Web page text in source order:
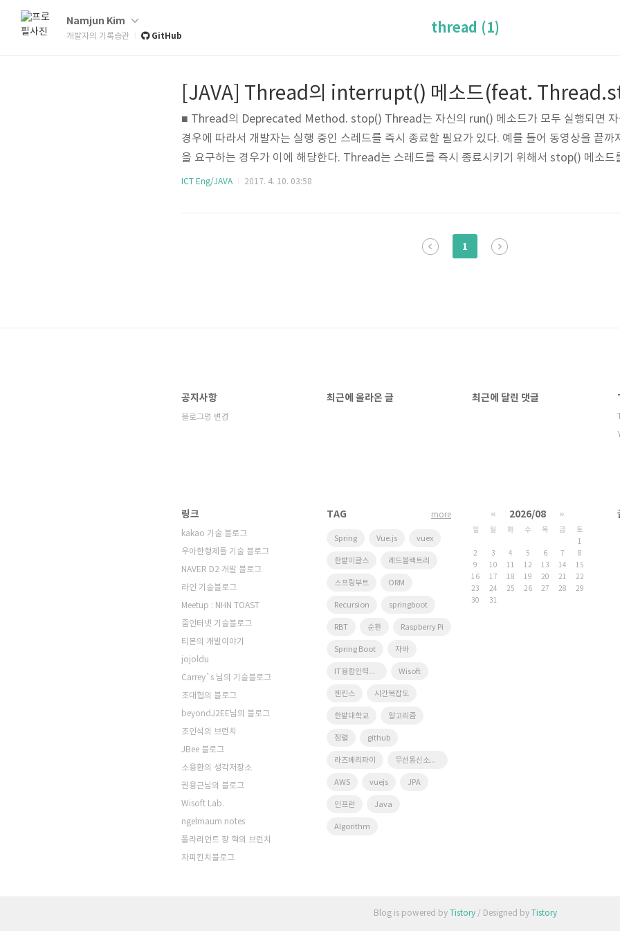
Namjun Kim
개발자의 기록습관 GitHub thread (1)
[JAVA] Thread의 interrupt() 메소드(feat.
■ Thread의 Deprecated Method. stop() Thread는 자신의 run() 메소드가 모두 실행되면 자
경우에 따라서 개발자는 실행 중인 스레드를 즉시 종료할 필요가 있다. 예를 들어 동영상을 끝까
을 요구하는 경우가 이에 해당한다. Thread는 스레드를 즉시 종료시키기 위해서 stop() 메소드
드는 deprecated 되었다. 이유가 뭘까? Oracle이 제공하는 JAVA API 문서를 보면
ICT Eng/JAVA 2017. 4. 10. 03:58
1
공지사항
블로그명 변경
최근에 올라온 글 최근에 달린 댓글
링크
kakao 기술 블로그
우아한형제들 기술 블로그
NAVER D2 개발 블로그
라인 기술블로그
Meetup : NHN TOAST
줌인터넷 기술블로그
티몬의 개발이야기
jojoldu
Carrey`s 님의 기술블로그
조대협의 블로그
beyondJ2EE님의 블로그
조인석의 브런치
JBee 블로그
소용환의 생각저장소
권용근님의 블로그
Wisoft Lab.
ngelmaum notes
폴라리언트 장 혁의 브런치
자피킨치블로그
TAG
Spring Vue.js vuex
한밭이글스 레드블랙트리
스프링부트 ORM
Recursion springboot
RBT 순환 Raspberry Pi
Spring Boot 자바
IT융합인력양성사업단 Wisoft
젠킨스 시간복잡도
한밭대학교 알고리즘
정렬 github
라즈베리파이 무선통신소프트웨어연구실
AWS vuejs JPA
인프런 Java
Algorithm
more « 2026/08 »
일 월 화 수 목 금
토
1
2
3 4 5 6 7
8
9
10 11 12 13 14
15
16
17 18 19 20 21
22
23
24 25 26 27 28
29
30
31
Blog is powered by Tistory/ Designed by Tistory